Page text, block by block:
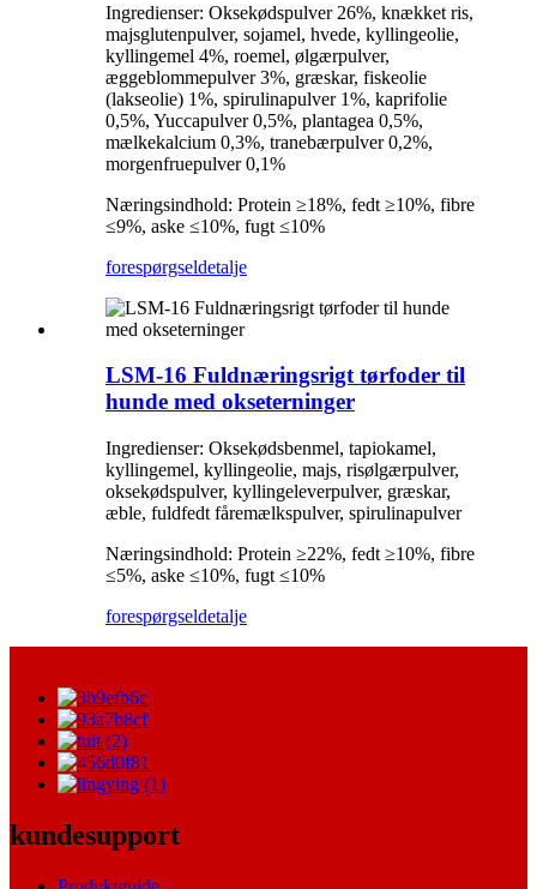
Ingredienser: Oksekødspulver 26%, knækket ris,
majsglutenpulver, sojamel, hvede, kyllingeolie,
kyllingemel 4%, roemel, ølgærpulver,
æggeblommepulver 3%, græskar, fiskeolie
(lakseolie) 1%, spirulinapulver 1%, kaprifolie
0,5%, Yuccapulver 0,5%, plantagea 0,5%,
mælkekalcium 0,3%, tranebærpulver 0,2%,
morgenfruepulver 0,1%
Næringsindhold: Protein ≥18%, fedt ≥10%, fibre
≤9%, aske ≤10%, fugt ≤10%
forespørgseldetalje
LSM-16 Fuldnæringsrigt tørfoder til
hunde med okseterninger
Ingredienser: Oksekødsbenmel, tapiokamel,
kyllingemel, kyllingeolie, majs, risølgærpulver,
oksekødspulver, kyllingeleverpulver, græskar,
æble, fuldfedt fåremælkspulver, spirulinapulver
Næringsindhold: Protein ≥22%, fedt ≥10%, fibre
≤5%, aske ≤10%, fugt ≤10%
forespørgseldetalje
kundesupport